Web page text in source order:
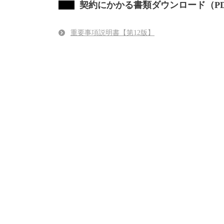
契約にかかる書類ダウンロード（
重要事項説明書【第12版】